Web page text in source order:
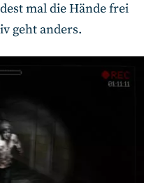
mal die Hände frei
geht anders.